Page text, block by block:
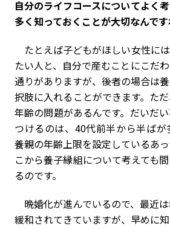
――自分のライフコースについてよく
多く知っておくことが大切なんです
たとえば子どもがほしい女性に
たい人と、自分で産むことにこだ
通りがありますが、後者の場合は
択肢に入れることができます。た
年齢の問題があるんです。だいだ
つけるのは、40代前半から半ばが
養親の年齢上限を設定しているあ
こから養子縁組について考えても
るのです。
晩婚化が進んでいるので、最近
緩和されてきていますが、早めに